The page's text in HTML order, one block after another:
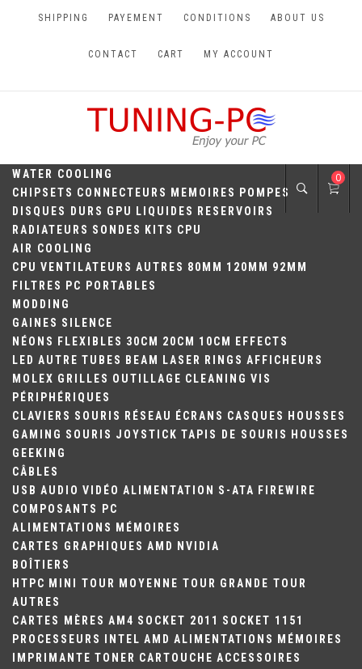
SHIPPING PAYEMENT CONDITIONS ABOUT US
CONTACT CART MY ACCOUNT
TUNING-PC
WATER COOLING
CHIPSETS CONNECTEURS MEMOIRES
POMPES
DISQUES DURS GPU LIQUIDES
RESERVOIRS
RADIATEURS SONDES KITS CPU
AIR COOLING
CPU VENTILATEURS AUTRES 80MM 120MM
92MM
FILTRES
PC PORTABLES
MODDING
GAINES SILENCE
NÉONS
FLEXIBLES 30CM 20CM 10CM
EFFECTS
LED AUTRE TUBES BEAM LASER RINGS AFFICHEURS
MOLEX GRILLES OUTILLAGE CLEANING VIS
PÉRIPHÉRIQUES
CLAVIERS SOURIS RÉSEAU ÉCRANS CASQUES
HOUSSES
GAMING SOURIS JOYSTICK TAPIS DE SOURIS
HOUSSES
GEEKING
CÂBLES
USB AUDIO VIDÉO ALIMENTATION S-ATA FIREWIRE
COMPOSANTS PC
ALIMENTATIONS
MÉMOIRES
CARTES GRAPHIQUES AMD
NVIDIA
BOÎTIERS
HTPC MINI TOUR MOYENNE TOUR GRANDE TOUR
AUTRES
CARTES MÈRES AM4 SOCKET 2011
SOCKET 1151
PROCESSEURS
INTEL AMD ALIMENTATIONS
MÉMOIRES
IMPRIMANTE TONER CARTOUCHE ACCESSOIRES
0